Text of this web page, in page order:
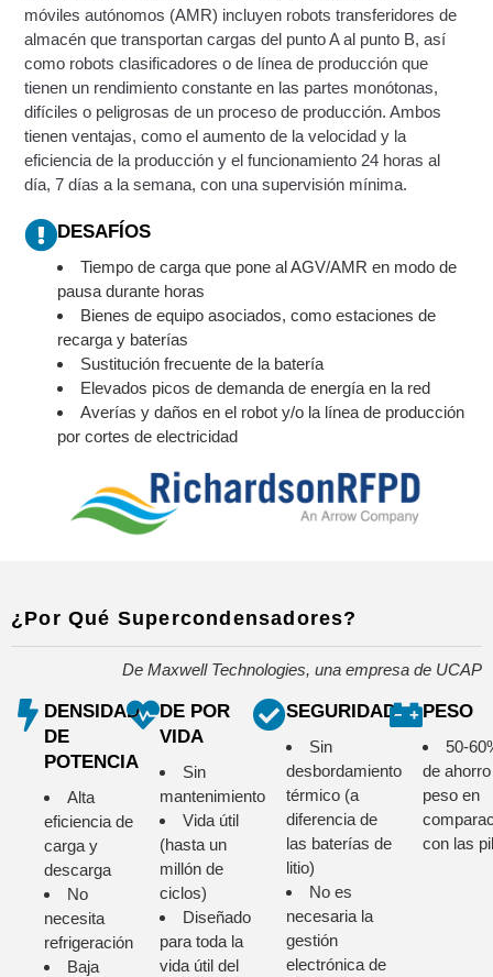
móviles autónomos (AMR) incluyen robots transferidores de
almacén que transportan cargas del punto A al punto B, así
como robots clasificadores o de línea de producción que
tienen un rendimiento constante en las partes monótonas,
difíciles o peligrosas de un proceso de producción. Ambos
tienen ventajas, como el aumento de la velocidad y la
eficiencia de la producción y el funcionamiento 24 horas al
día, 7 días a la semana, con una supervisión mínima.
DESAFÍOS
Tiempo de carga que pone al AGV/AMR en modo de
pausa durante horas
Bienes de equipo asociados, como estaciones de
recarga y baterías
Sustitución frecuente de la batería
Elevados picos de demanda de energía en la red
Averías y daños en el robot y/o la línea de producción
por cortes de electricidad
¿Por Qué Supercondensadores?
De Maxwell Technologies, una empresa de UCAP
DENSIDAD
DE
POTENCIA
Alta
eficiencia de
carga y
descarga
No
necesita
refrigeración
Baja
DE POR
VIDA
Sin
mantenimiento
Vida útil
(hasta un
millón de
ciclos)
Diseñado
para toda la
vida útil del
SEGURIDAD
Sin
desbordamiento
térmico (a
diferencia de
las baterías de
litio)
No es
necesaria la
gestión
electrónica de
PESO
50-
de
peso en
con las